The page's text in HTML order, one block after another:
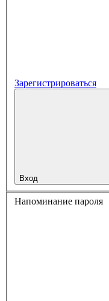
Зарегистрироваться
Вход
Напоминание пароля